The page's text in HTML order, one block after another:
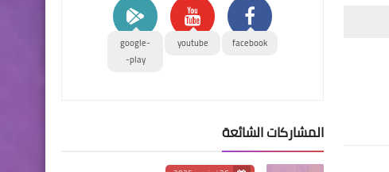
facebook
youtube
google-
play-
المشاركات الشائعة